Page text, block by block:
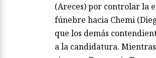
(Areces) por controlar la
fúnebre hacia Chemi
que los demás
a la candidatura.